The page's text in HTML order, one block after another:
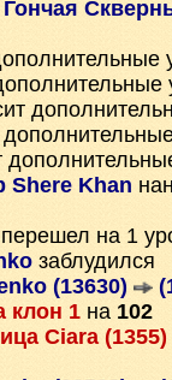
Shere Khan
перешел на 1
заблудился
(13630)
клон 1 на 102
Ciara (1355)